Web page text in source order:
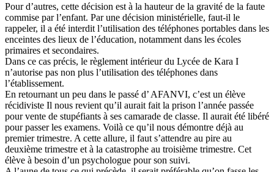
Pour d’autres, cette décision est à la hauteur de la gravité de la faute
commise par l’enfant. Par une décision ministérielle, faut-il le
rappeler, il a été interdit l’utilisation des téléphones portables dans les
enceintes des lieux de l’éducation, notamment dans les écoles
primaires et secondaires.
Dans ce cas précis, le règlement intérieur du Lycée de Kara I
n’autorise pas non plus l’utilisation des téléphones dans
l’établissement.
En retournant un peu dans le passé d’ AFANVI, c’est un élève
récidiviste Il nous revient qu’il aurait fait la prison l’année passée
pour vente de stupéfiants à ses camarade de classe. Il aurait été libéré
pour passer les examens. Voilà ce qu’il nous démontre déjà au
premier trimestre. A cette allure, il faut s’attendre au pire au
deuxième trimestre et à la catastrophe au troisième trimestre. Cet
élève à besoin d’un psychologue pour son suivi.